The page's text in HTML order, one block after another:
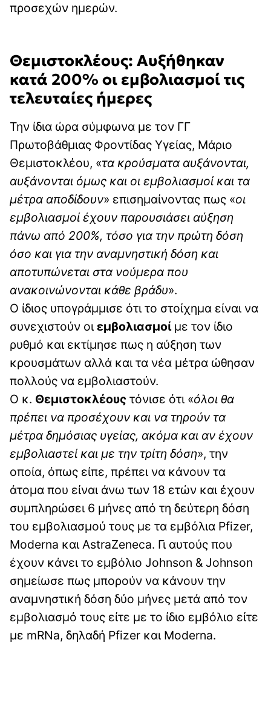
προσεχών ημερών.
Θεμιστοκλέους: Αυξήθηκαν
κατά 200% οι εμβολιασμοί τις
τελευταίες ήμερες
Την ίδια ώρα σύμφωνα με τον ΓΓ
Πρωτοβάθμιας Φροντίδας Υγείας, Μάριο
Θεμιστοκλέου, «τα κρούσματα αυξάνονται,
αυξάνονται όμως και οι εμβολιασμοί και τα
μέτρα αποδίδουν» επισημαίνοντας πως «οι
εμβολιασμοί έχουν παρουσιάσει αύξηση
πάνω από 200%, τόσο για την πρώτη δόση
όσο και για την αναμνηστική δόση και
αποτυπώνεται στα νούμερα που
ανακοινώνονται κάθε βράδυ».
Ο ίδιος υπογράμμισε ότι το στοίχημα είναι να
συνεχιστούν οι εμβολιασμοίμε τον ίδιο
ρυθμό και εκτίμησε πως η αύξηση των
κρουσμάτων αλλά και τα νέα μέτρα ώθησαν
πολλούς να εμβολιαστούν.
Ο κ. Θεμιστοκλέους τόνισε ότι «όλοι θα
πρέπει να προσέχουν και να τηρούν τα
μέτρα δημόσιας υγείας, ακόμα και αν έχουν
εμβολιαστεί και με την τρίτη δόση», την
οποία, όπως είπε, πρέπει να κάνουν τα
άτομα που είναι άνω των 18 ετών και έχουν
συμπληρώσει 6 μήνες από τη δεύτερη δόση
του εμβολιασμού τους με τα εμβόλια Pfizer,
Moderna και AstraZeneca. Γι αυτούς που
έχουν κάνει το εμβόλιο Johnson & Johnson
σημείωσε πως μπορούν να κάνουν την
αναμνηστική δόση δύο μήνες μετά από τον
εμβολιασμό τους είτε με το ίδιο εμβόλιο είτε
με mRNa, δηλαδή Pfizer και Μοderna.